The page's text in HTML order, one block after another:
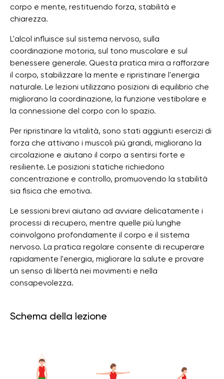
corpo e mente, restituendo forza, stabilità e
chiarezza.
L'alcol influisce sul sistema nervoso, sulla
coordinazione motoria, sul tono muscolare e sul
benessere generale. Questa pratica mira a rafforzare
il corpo, stabilizzare la mente e ripristinare l'energia
naturale. Le lezioni utilizzano posizioni di equilibrio che
migliorano la coordinazione, la funzione vestibolare e
la connessione del corpo con lo spazio.
Per ripristinare la vitalità, sono stati aggiunti esercizi di
forza che attivano i muscoli più grandi, migliorano la
circolazione e aiutano il corpo a sentirsi forte e
resiliente. Le posizioni statiche richiedono
concentrazione e controllo, promuovendo la stabilità
sia fisica che emotiva.
Le sessioni brevi aiutano ad avviare delicatamente i
processi di recupero, mentre quelle più lunghe
coinvolgono profondamente il corpo e il sistema
nervoso. La pratica regolare consente di recuperare
rapidamente l'energia, migliorare la salute e provare
un senso di libertà nei movimenti e nella
consapevolezza.
Schema della lezione